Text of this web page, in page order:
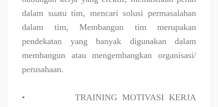
dalam suatu tim, mencari solusi permasalahan
dalam tim, Membangun tim merupakan
pendekatan yang banyak digunakan dalam
membangun atau mengembangkan organisasi/
perusahaan.
•
TRAINING MOTIVASI KERJA